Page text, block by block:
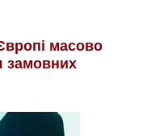
масово
замовних